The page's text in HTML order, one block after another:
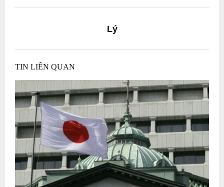
Lý
TIN LIÊN QUAN